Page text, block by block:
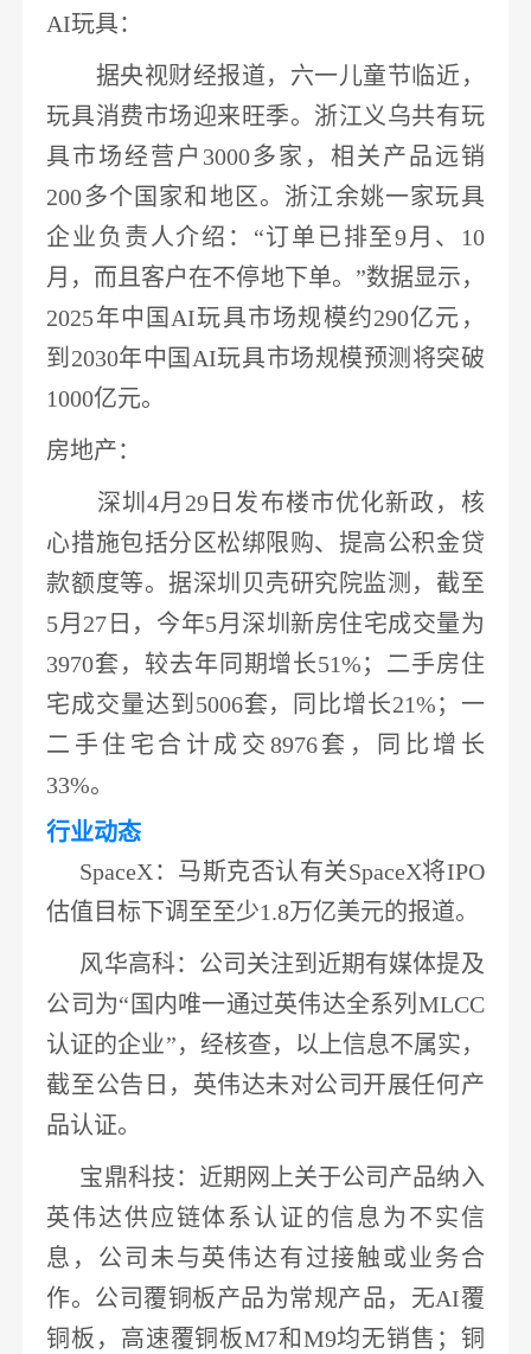
AI玩具：
据央视财经报道，六一儿童节临近，
玩具消费市场迎来旺季。浙江义乌共有玩
具市场经营户 3000多家，相关产品远销
200多个国家和地区。浙江余姚一家玩具
企业负责人介绍：“订单已排至9月、10
月，而且客户在不停地下单。”数据显示，
2025年中国AI玩具市场规模约290亿元，
到2030年中国AI玩具市场规模预测将突破
1000亿元。
房地产：
深圳 4月29日发布楼市优化新政，核
心措施包括分区松绑限购、提高公积金贷
款额度等。据深圳 贝壳研究院监测，截至
5月27日， 今年5月深圳新房住宅成交量为
3970套，较去年同期增长51%；二手房住
宅成交量达到 5006套，同比增长21%；一
二手住宅合计成交8976套，同比增长
33%。
行业动态
SpaceX ： 马斯克否认有关SpaceX将IPO
估值目标下调至至少1.8万亿美元的报道。
风华高科：公司关注到近期有媒体提及
公司为“国内唯一通过英伟达全系列 MLCC
认证的企业”，经核查，以上信息不属实，
截至公告日，英伟达未对公司开展任何产
品认证。
宝鼎科技： 近期网上关于公司产品纳入
英伟达供应链体系认证的信息为不实信
息 ，公司未与英伟达有过接触或业务合
作。公司覆铜板产品为常规产品，无AI覆
铜板，高速覆铜板M7和M9均无销售；铜